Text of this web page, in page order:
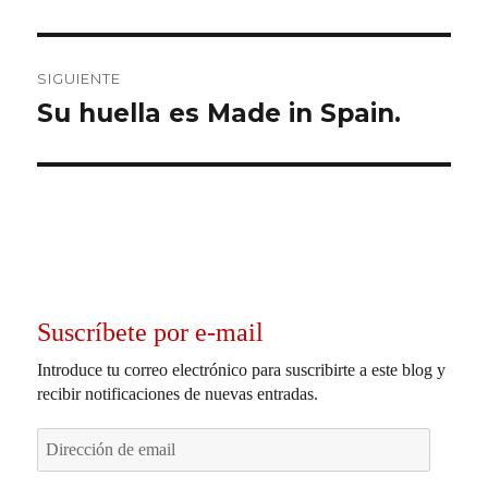
SIGUIENTE
Entrada
Su huella es Made in Spain.
Suscríbete por e-mail
Introduce tu correo electrónico para suscribirte a este blog y
recibir notificaciones de nuevas entradas.
Dirección